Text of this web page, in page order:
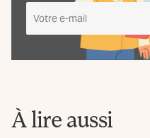
m'inscris
à
À lire aussi